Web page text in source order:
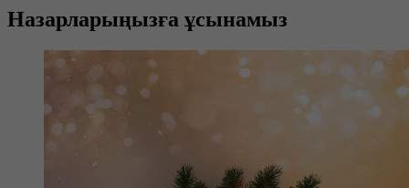
Назарларыңызға ұсынамыз